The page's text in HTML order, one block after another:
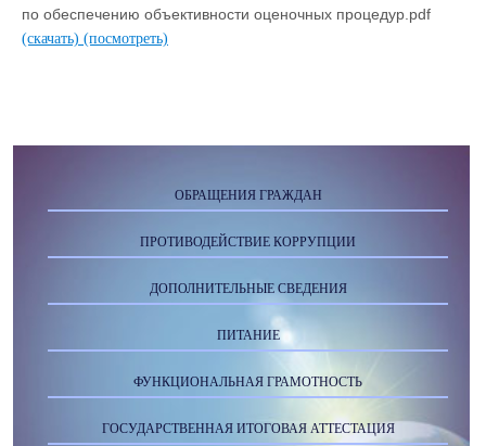
по обеспечению объективности оценочных процедур.pdf
(скачать) (посмотреть)
ОБРАЩЕНИЯ ГРАЖДАН
ПРОТИВОДЕЙСТВИЕ КОРРУПЦИИ
ДОПОЛНИТЕЛЬНЫЕ СВЕДЕНИЯ
ПИТАНИЕ
ФУНКЦИОНАЛЬНАЯ ГРАМОТНОСТЬ
ГОСУДАРСТВЕННАЯ ИТОГОВАЯ АТТЕСТАЦИЯ